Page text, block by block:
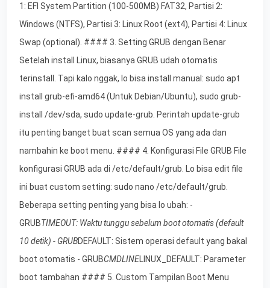
1: EFI System Partition (100-500MB) FAT32, Partisi 2:
Windows (NTFS), Partisi 3: Linux Root (ext4), Partisi 4: Linux
Swap (optional). #### 3. Setting GRUB dengan Benar
Setelah install Linux, biasanya GRUB udah otomatis
terinstall. Tapi kalo nggak, lo bisa install manual: sudo apt
install grub-efi-amd64 (Untuk Debian/Ubuntu), sudo grub-
install /dev/sda, sudo update-grub. Perintah update-grub
itu penting banget buat scan semua OS yang ada dan
nambahin ke boot menu. #### 4. Konfigurasi File GRUB File
konfigurasi GRUB ada di /etc/default/grub. Lo bisa edit file
ini buat custom setting: sudo nano /etc/default/grub.
Beberapa setting penting yang bisa lo ubah: -
GRUBTIMEOUT: Waktu tunggu sebelum boot otomatis (default
10 detik) - GRUBDEFAULT: Sistem operasi default yang bakal
boot otomatis - GRUBCMDLINELINUX_DEFAULT: Parameter
boot tambahan #### 5. Custom Tampilan Boot Menu